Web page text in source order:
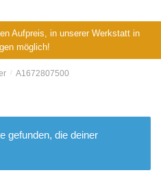
Aufpreis, in unserer Werkstatt in
möglich!
/ A1672807500
gefunden, die deiner